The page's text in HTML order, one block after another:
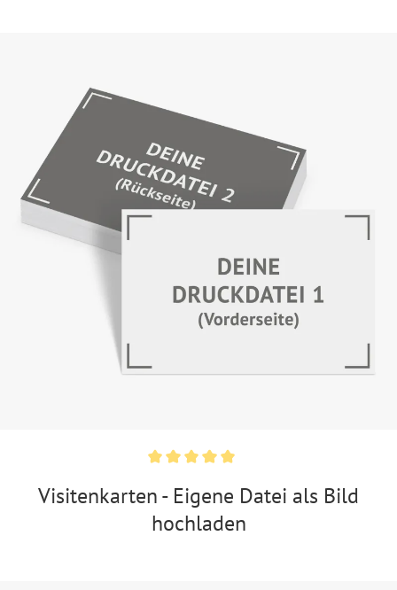
Visitenkarten - Eigene Datei als Bild
hochladen